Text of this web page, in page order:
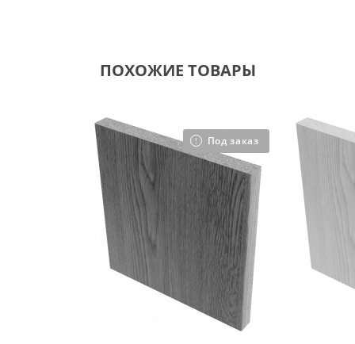
ПОХОЖИЕ ТОВАРЫ
Под заказ